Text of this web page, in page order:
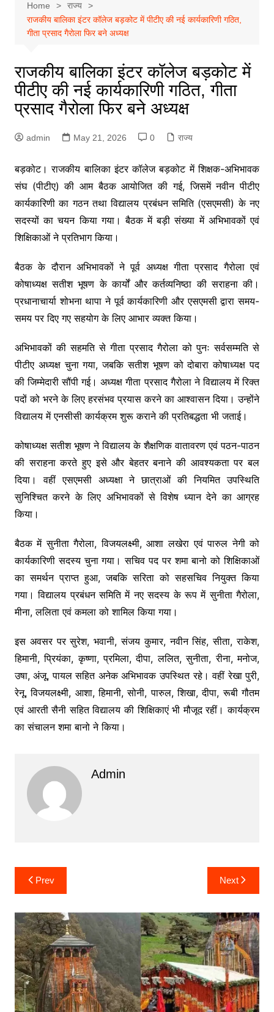
Home
राज्य
राजकीय बालिका इंटर कॉलेज बड़कोट में पीटीए की नई कार्यकारिणी गठित,
गीता प्रसाद गैरोला फिर बने अध्यक्ष
राजकीय बालिका इंटर कॉलेज बड़कोट में
पीटीए की नई कार्यकारिणी गठित, गीता
प्रसाद गैरोला फिर बने अध्यक्ष
admin May 21, 2026 0 राज्य
बड़कोट। राजकीय बालिका इंटर कॉलेज बड़कोट में शिक्षक-अभिभावक
संघ (पीटीए) की आम बैठक आयोजित की गई, जिसमें नवीन पीटीए
कार्यकारिणी का गठन तथा विद्यालय प्रबंधन समिति (एसएमसी) के नए
सदस्यों का चयन किया गया। बैठक में बड़ी संख्या में अभिभावकों एवं
शिक्षिकाओं ने प्रतिभाग किया।
बैठक के दौरान अभिभावकों ने पूर्व अध्यक्ष गीता प्रसाद गैरोला एवं
कोषाध्यक्ष सतीश भूषण के कार्यों और कर्तव्यनिष्ठा की सराहना की।
प्रधानाचार्या शोभना थापा ने पूर्व कार्यकारिणी और एसएमसी द्वारा समय-
समय पर दिए गए सहयोग के लिए आभार व्यक्त किया।
अभिभावकों की सहमति से गीता प्रसाद गैरोला को पुनः सर्वसम्मति से
पीटीए अध्यक्ष चुना गया, जबकि सतीश भूषण को दोबारा कोषाध्यक्ष पद
की जिम्मेदारी सौंपी गई। अध्यक्ष गीता प्रसाद गैरोला ने विद्यालय में रिक्त
पदों को भरने के लिए हरसंभव प्रयास करने का आश्वासन दिया। उन्होंने
विद्यालय में एनसीसी कार्यक्रम शुरू कराने की प्रतिबद्धता भी जताई।
कोषाध्यक्ष सतीश भूषण ने विद्यालय के शैक्षणिक वातावरण एवं पठन-पाठन
की सराहना करते हुए इसे और बेहतर बनाने की आवश्यकता पर बल
दिया। वहीं एसएमसी अध्यक्षा ने छात्राओं की नियमित उपस्थिति
सुनिश्चित करने के लिए अभिभावकों से विशेष ध्यान देने का आग्रह
किया।
बैठक में सुनीता गैरोला, विजयलक्ष्मी, आशा लखेरा एवं पारुल नेगी को
कार्यकारिणी सदस्य चुना गया। सचिव पद पर शमा बानो को शिक्षिकाओं
का समर्थन प्राप्त हुआ, जबकि सरिता को सहसचिव नियुक्त किया
गया। विद्यालय प्रबंधन समिति में नए सदस्य के रूप में सुनीता गैरोला,
मीना, ललिता एवं कमला को शामिल किया गया।
इस अवसर पर सुरेश, भवानी, संजय कुमार, नवीन सिंह, सीता, राकेश,
हिमानी, प्रियंका, कृष्णा, प्रमिला, दीपा, ललित, सुनीता, रीना, मनोज,
उषा, अंजू, पायल सहित अनेक अभिभावक उपस्थित रहे। वहीं रेखा पुरी,
रेनू, विजयलक्ष्मी, आशा, हिमानी, सोनी, पारुल, शिखा, दीपा, रूबी गौतम
एवं आरती सैनी सहित विद्यालय की शिक्षिकाएं भी मौजूद रहीं। कार्यक्रम
का संचालन शमा बानो ने किया।
Admin
Post
navigation
Prev Next